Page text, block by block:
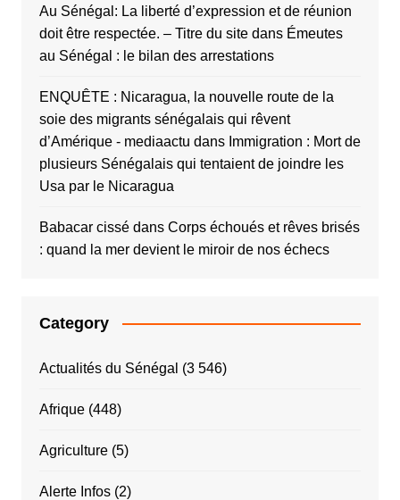
Au Sénégal: La liberté d’expression et de réunion
doit être respectée. – Titre du sitedans Émeutes
au Sénégal : le bilan des arrestations
ENQUÊTE : Nicaragua, la nouvelle route de la
soie des migrants sénégalais qui rêvent
d’Amérique - mediaactu dans Immigration : Mort de
plusieurs Sénégalais qui tentaient de joindre les
Usa par le Nicaragua
Babacar cissédans Corps échoués et rêves brisés
: quand la mer devient le miroir de nos échecs
Category
Actualités du Sénégal (3 546)
Afrique(448)
Agriculture(5)
Alerte Infos(2)